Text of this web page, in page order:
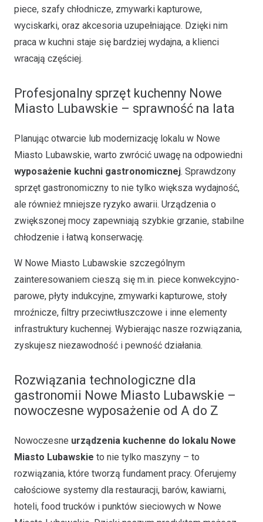
piece, szafy chłodnicze, zmywarki kapturowe,
wyciskarki, oraz akcesoria uzupełniające. Dzięki nim
praca w kuchni staje się bardziej wydajna, a klienci
wracają częściej.
Profesjonalny sprzęt kuchenny Nowe
Miasto Lubawskie – sprawność na lata
Planując otwarcie lub modernizację lokalu w Nowe
Miasto Lubawskie, warto zwrócić uwagę na odpowiedni
wyposażenie kuchni gastronomicznej. Sprawdzony
sprzęt gastronomiczny to nie tylko większa wydajność,
ale również mniejsze ryzyko awarii. Urządzenia o
zwiększonej mocy zapewniają szybkie grzanie, stabilne
chłodzenie i łatwą konserwację.
W Nowe Miasto Lubawskie szczególnym
zainteresowaniem cieszą się m.in. piece konwekcyjno-
parowe, płyty indukcyjne, zmywarki kapturowe, stoły
mroźnicze, filtry przeciwtłuszczowe i inne elementy
infrastruktury kuchennej. Wybierając nasze rozwiązania,
zyskujesz niezawodność i pewność działania.
Rozwiązania technologiczne dla
gastronomii Nowe Miasto Lubawskie –
nowoczesne wyposażenie od A do Z
Nowoczesne urządzenia kuchenne do lokalu Nowe
Miasto Lubawskie to nie tylko maszyny – to
rozwiązania, które tworzą fundament pracy. Oferujemy
całościowe systemy dla restauracji, barów, kawiarni,
hoteli, food trucków i punktów sieciowych w Nowe